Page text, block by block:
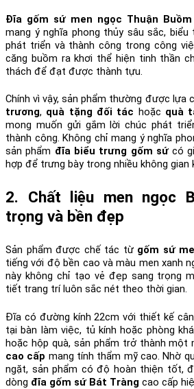
Đĩa gốm sứ men ngọc Thuận Buồm
mang ý nghĩa phong thủy sâu sắc,
phát triển và thành công trong công
căng buồm ra khơi thể hiện tinh thần
thách để đạt được thành tựu.
Chính vì vậy, sản phẩm thường được lựa
trương, quà tặng đối tác hoặc quà
mong muốn gửi gắm lời chúc phát
thành công. Không chỉ mang ý nghĩa
sản phẩm đĩa biểu trưng gốm sứ có
hợp để trưng bày trong nhiều không gian
2. Chất liệu men ngọc
trọng và bền đẹp
Sản phẩm được chế tác từ gốm sứ
tiếng với độ bền cao và màu men xanh
này không chỉ tạo vẻ đẹp sang trọng
tiết trang trí luôn sắc nét theo thời gian.
Đĩa có đường kính 22cm với thiết kế
tại bàn làm việc, tủ kính hoặc phòng
hoặc hộp quà, sản phẩm trở thành một
cao cấp mang tính thẩm mỹ cao. Nhờ
ngặt, sản phẩm có độ hoàn thiện tốt,
dòng đĩa gốm sứ Bát Tràng cao cấp